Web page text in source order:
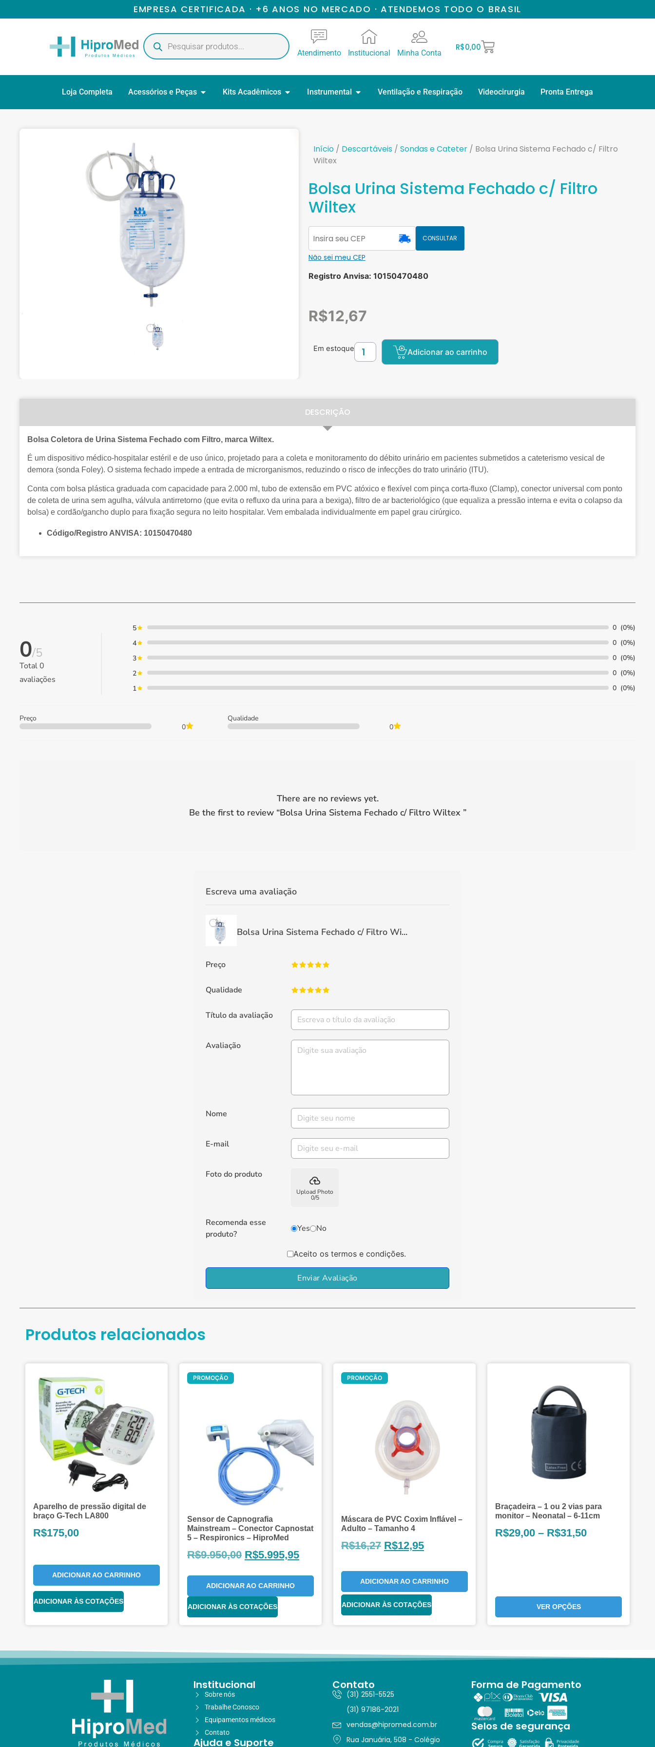
EMPRESA CERTIFICADA · +6 ANOS NO MERCADO · ATENDEMOS TODO O BRASIL
Atendimento Institucional Minha Conta
R$0,00
Loja Completa Acessórios e Peças Kits Acadêmicos Instrumental Ventilação e Respiração Videocirurgia Pronta Entrega
Início/ Descartáveis/ Sondas e Cateter/ Bolsa Urina Sistema Fechado c/ Filtro
Wiltex
Bolsa Urina Sistema Fechado c/ Filtro
Wiltex
CONSULTAR
Não sei meu CEP
Registro Anvisa: 10150470480
R$12,67
Em estoque Adicionar ao carrinho
DESCRIÇÃO
Bolsa Coletora de Urina Sistema Fechado com Filtro, marca Wiltex.
É um dispositivo médico-hospitalar estéril e de uso único, projetado para a coleta e monitoramento do débito urinário em pacientes submetidos a cateterismo vesical de
demora (sonda Foley). O sistema fechado impede a entrada de microrganismos, reduzindo o risco de infecções do trato urinário (ITU).
Conta com bolsa plástica graduada com capacidade para 2.000 ml, tubo de extensão em PVC atóxico e flexível com pinça corta-fluxo (Clamp), conector universal com ponto
de coleta de urina sem agulha, válvula antirretorno (que evita o refluxo da urina para a bexiga), filtro de ar bacteriológico (que equaliza a pressão interna e evita o colapso da
bolsa) e cordão/gancho duplo para fixação segura no leito hospitalar. Vem embalada individualmente em papel grau cirúrgico.
Código/Registro ANVISA: 10150470480
0/5
Total0
avaliações
5 0 (0%)
4
0 (0%)
3
0 (0%)
2
0 (0%)
1
0 (0%)
Preço
0
Qualidade
0
There are no reviews yet.
Be the first to review “Bolsa Urina Sistema Fechado c/ Filtro Wiltex”
Escreva uma avaliação
Bolsa Urina Sistema Fechado c/ Filtro Wi...
Preço
Qualidade
Título da avaliação
Avaliação
Nome
E-mail
Foto do produto backup
Upload Photo
0/5
Recomenda esse
produto?
Yes No
Aceito os termos e condições.
Enviar Avaliação
Produtos relacionados
Aparelho de pressão digital de
braço G-Tech LA800
R$175,00
ADICIONAR AO CARRINHO
ADICIONAR ÀS COTAÇÕES
PROMOÇÃO
Sensor de Capnografia
Mainstream – Conector Capnostat
5 – Respironics – HiproMed
R$9.950,00 R$5.995,95
ADICIONAR AO CARRINHO
ADICIONAR ÀS COTAÇÕES
PROMOÇÃO
Máscara de PVC Coxim Inflável –
Adulto – Tamanho 4
R$16,27 R$12,95
ADICIONAR AO CARRINHO
ADICIONAR ÀS COTAÇÕES
Braçadeira – 1 ou 2 vias para
monitor – Neonatal – 6-11cm
R$29,00 – R$31,50
VER OPÇÕES
Institucional
Sobre nós
Trabalhe Conosco
Equipamentos médicos
Contato
Ajuda e Suporte
Contato
(31) 2551-5525
(31) 97186-2021
vendas@hipromed.com.br
Rua Januária, 508 - Colégio
Forma de Pagamento
Selos de segurança